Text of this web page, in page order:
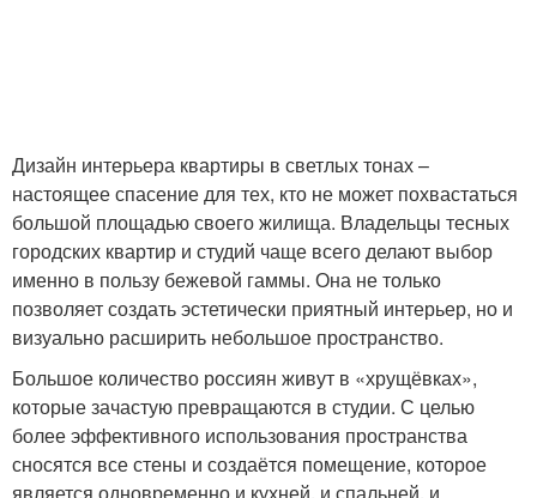
Дизайн интерьера квартиры в светлых тонах –
настоящее спасение для тех, кто не может похвастаться
большой площадью своего жилища. Владельцы тесных
городских квартир и студий чаще всего делают выбор
именно в пользу бежевой гаммы. Она не только
позволяет создать эстетически приятный интерьер, но и
визуально расширить небольшое пространство.
Большое количество россиян живут в «хрущёвках»,
которые зачастую превращаются в студии. С целью
более эффективного использования пространства
сносятся все стены и создаётся помещение, которое